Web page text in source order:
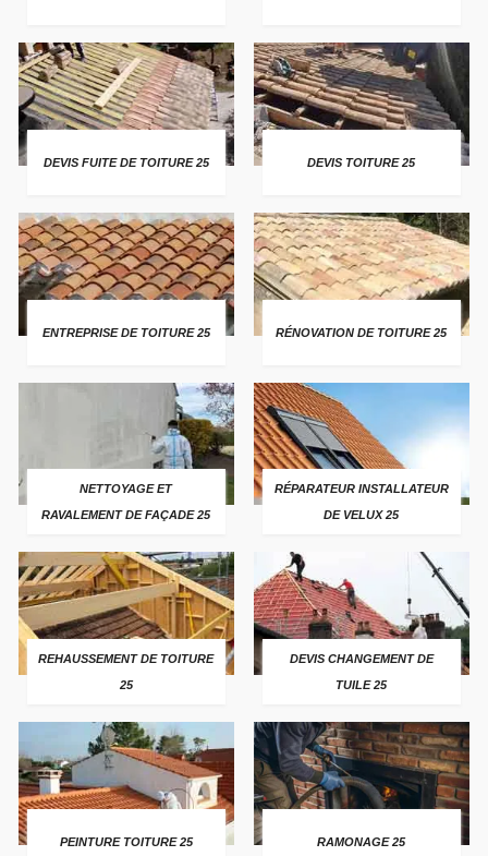
DEVIS FUITE DE TOITURE 25 DEVIS TOITURE 25
ENTREPRISE DE TOITURE 25 RÉNOVATION DE TOITURE 25
NETTOYAGE ET
RAVALEMENT DE FAÇADE 25
RÉPARATEUR INSTALLATEUR
DE VELUX 25
REHAUSSEMENT DE TOITURE
25
DEVIS CHANGEMENT DE
TUILE 25
PEINTURE TOITURE 25 RAMONAGE 25